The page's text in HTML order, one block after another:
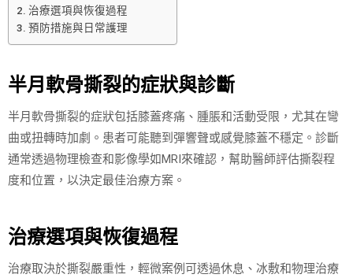
治療選項與恢復過程
預防措施與日常護理
半月軟骨撕裂的症狀與診斷
半月軟骨撕裂的症狀包括膝蓋疼痛、腫脹和活動受限，尤其在彎
曲或扭轉時加劇。患者可能聽到彈響聲或感覺膝蓋不穩定。診斷
通常透過物理檢查和影像學如MRI來確認，幫助醫師評估撕裂程
度和位置，以決定最佳治療方案。
治療選項與恢復過程
治療取決於撕裂嚴重性，輕微案例可透過休息、冰敷和物理治療